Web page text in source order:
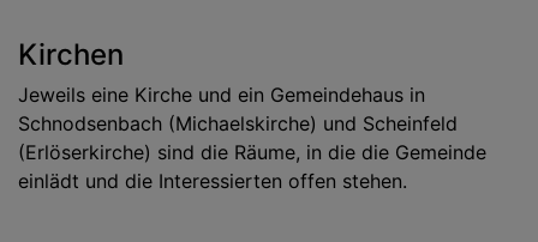
Kirchen
Jeweils eine Kirche und ein Gemeindehaus in
Schnodsenbach (Michaelskirche) und Scheinfeld
(Erlöserkirche) sind die Räume, in die die Gemeinde
einlädt und die Interessierten offen stehen.